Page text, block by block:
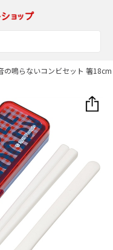
の鳴らないコンビセット 箸